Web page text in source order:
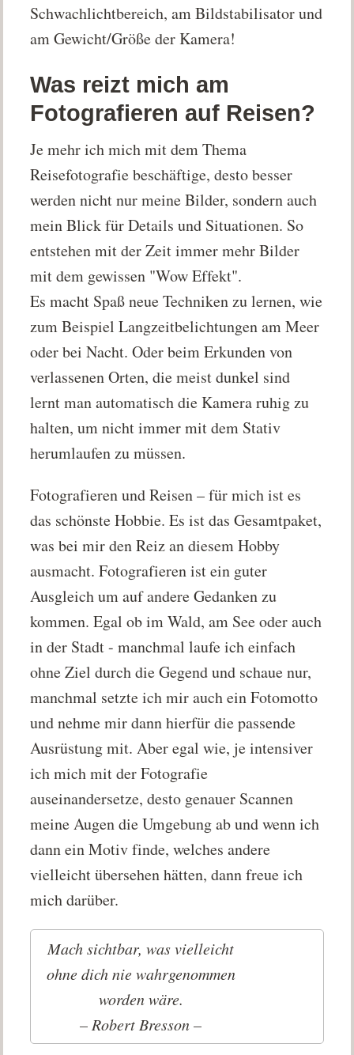
Schwachlichtbereich, am Bildstabilisator und
am Gewicht/Größe der Kamera!
Was reizt mich am
Fotografieren auf Reisen?
Je mehr ich mich mit dem Thema
Reisefotografie beschäftige, desto besser
werden nicht nur meine Bilder, sondern auch
mein Blick für Details und Situationen. So
entstehen mit der Zeit immer mehr Bilder
mit dem gewissen "Wow Effekt".
Es macht Spaß neue Techniken zu lernen, wie
zum Beispiel Langzeitbelichtungen am Meer
oder bei Nacht. Oder beim Erkunden von
verlassenen Orten, die meist dunkel sind
lernt man automatisch die Kamera ruhig zu
halten, um nicht immer mit dem Stativ
herumlaufen zu müssen.
Fotografieren und Reisen – für mich ist es
das schönste Hobbie. Es ist das Gesamtpaket,
was bei mir den Reiz an diesem Hobby
ausmacht. Fotografieren ist ein guter
Ausgleich um auf andere Gedanken zu
kommen. Egal ob im Wald, am See oder auch
in der Stadt - manchmal laufe ich einfach
ohne Ziel durch die Gegend und schaue nur,
manchmal setzte ich mir auch ein Fotomotto
und nehme mir dann hierfür die passende
Ausrüstung mit. Aber egal wie, je intensiver
ich mich mit der Fotografie
auseinandersetze, desto genauer Scannen
meine Augen die Umgebung ab und wenn ich
dann ein Motiv finde, welches andere
vielleicht übersehen hätten, dann freue ich
mich darüber.
Mach sichtbar, was vielleicht
ohne dich nie wahrgenommen
worden wäre.
– Robert Bresson –